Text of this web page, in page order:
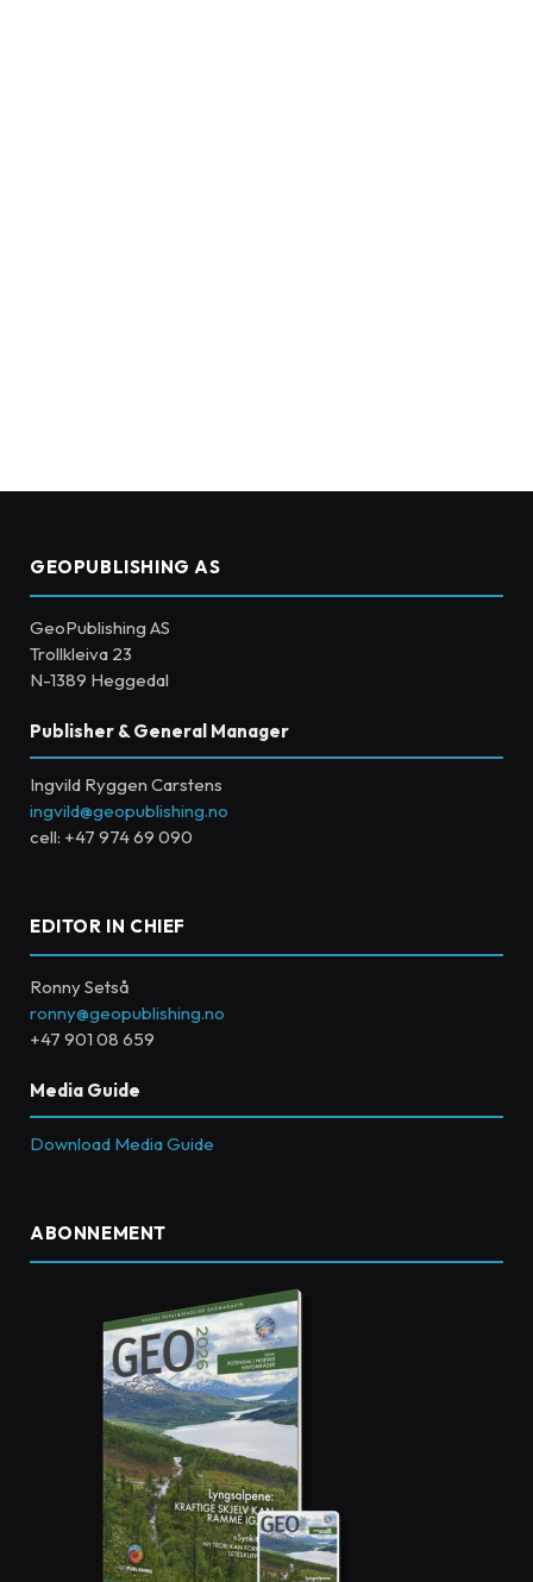
GEOPUBLISHING AS
GeoPublishing AS
Trollkleiva 23
N-1389 Heggedal
Publisher & General Manager
Ingvild Ryggen Carstens
ingvild@geopublishing.no
cell: +47 974 69 090
EDITOR IN CHIEF
Ronny Setså
ronny@geopublishing.no
+47 901 08 659
Media Guide
Download Media Guide
ABONNEMENT